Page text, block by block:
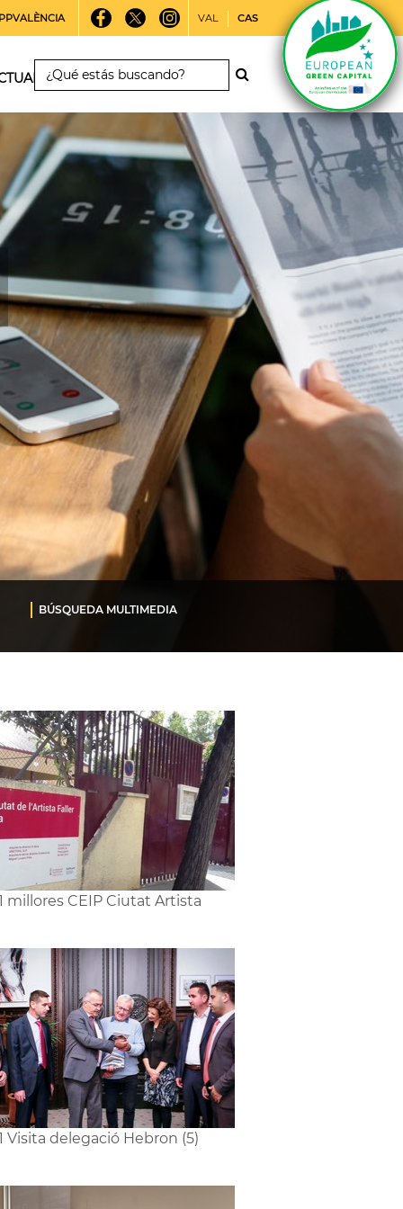
VAL CAS
BÚSQUEDA MULTIMEDIA
millores CEIP Ciutat Artista
Visita delegació Hebron (5)